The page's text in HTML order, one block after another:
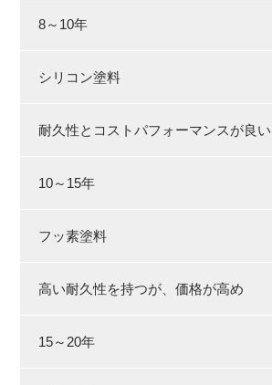
8～10年
シリコン塗料
耐久性とコストパフォーマンスが良い
10～15年
フッ素塗料
高い耐久性を持つが、価格が高め
15～20年